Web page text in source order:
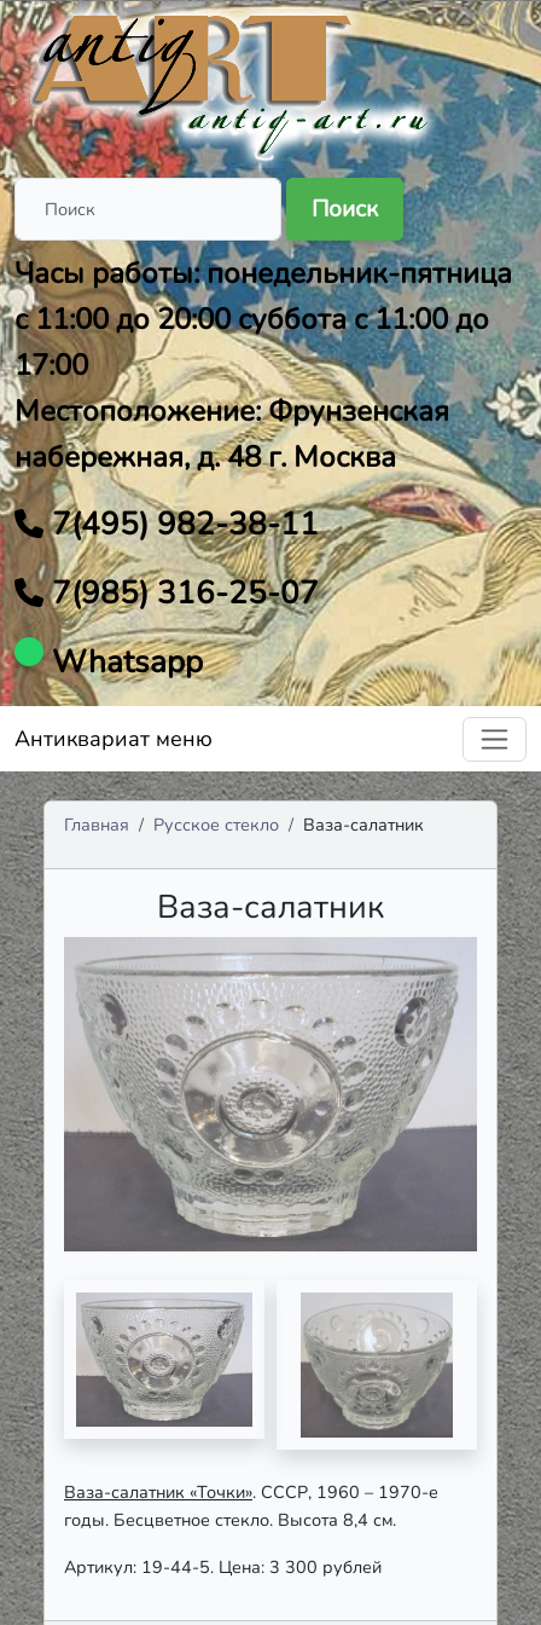
Поиск
Часы работы: понедельник-пятница
с 11:00 до 20:00 суббота с 11:00 до
17:00
Местоположение: Фрунзенская
набережная, д. 48 г. Москва
7(495) 982-38-11
7(985) 316-25-07
Whatsapp
Антиквариат меню
Главная Русское стекло Ваза-салатник
Ваза-салатник
Ваза-салатник «Точки». СССР, 1960 – 1970-е
годы. Бесцветное стекло. Высота 8,4 см.
Артикул: 19-44-5. Цена: 3 300 рублей